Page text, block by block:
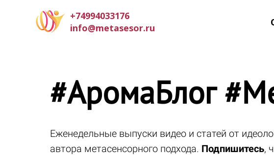
+74994033176
info@metasesor.ru
#АромаБлог
Еженедельные выпуски видео и статей от
автора метасенсорного подхода. Подпишитесь,